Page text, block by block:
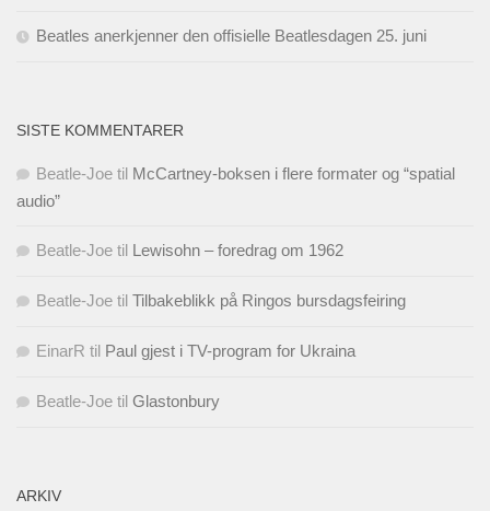
Beatles anerkjenner den offisielle Beatlesdagen 25. juni
SISTE KOMMENTARER
Beatle-Joe til McCartney-boksen i flere formater og “spatial
audio”
Beatle-Joe til Lewisohn – foredrag om 1962
Beatle-Joe til Tilbakeblikk på Ringos bursdagsfeiring
EinarR til Paul gjest i TV-program for Ukraina
Beatle-Joe til Glastonbury
ARKIV